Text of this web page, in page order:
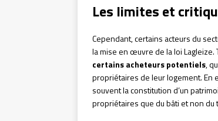
Les limites et
Cependant, certains acteurs du
la mise en œuvre de la loi
certains acheteurs potentiels,
propriétaires de leur logement. En
souvent la constitution d’un
propriétaires que du bâti et non